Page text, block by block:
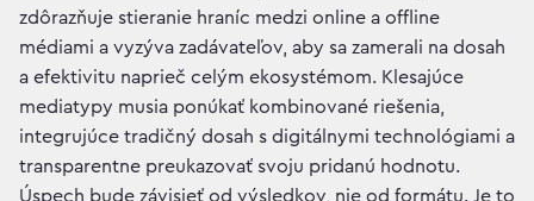
zdôrazňuje stieranie hraníc medzi online a offline
médiami a vyzýva zadávateľov, aby sa zamerali na dosah
a efektivitu naprieč celým ekosystémom. Klesajúce
mediatypy musia ponúkať kombinované riešenia,
integrujúce tradičný dosah s digitálnymi technológiami a
transparentne preukazovať svoju pridanú hodnotu.
Úspech bude závisieť od výsledkov, nie od formátu. Je to